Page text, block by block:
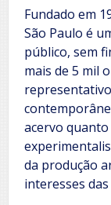
Fundado em
São Paulo é
público, sem
mais de 5 mil
acervo
da produção
interesses